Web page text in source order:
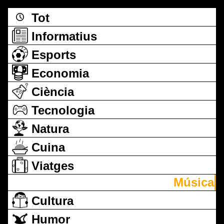
Tot
Informatius
Esports
Economia
Ciència
Tecnologia
Natura
Cuina
Viatges
Música
Cultura
Humor